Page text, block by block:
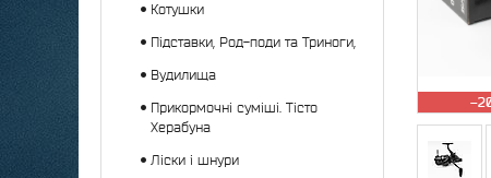
Котушки
Підставки, Род-поди та Триноги,
Вудилища
Прикормочні суміші. Тісто
Херабуна
Ліски і шнури